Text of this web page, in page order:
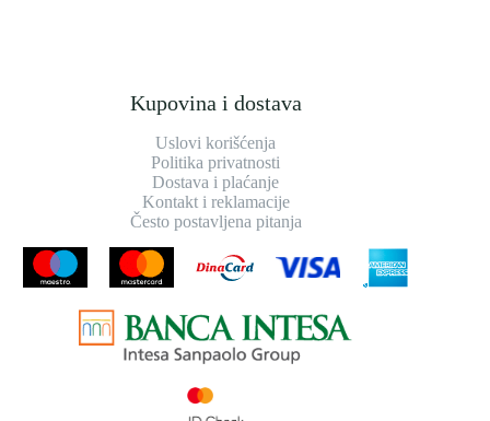
Kupovina i dostava
Uslovi korišćenja
Politika privatnosti
Dostava i plaćanje
Kontakt i reklamacije
Često postavljena pitanja